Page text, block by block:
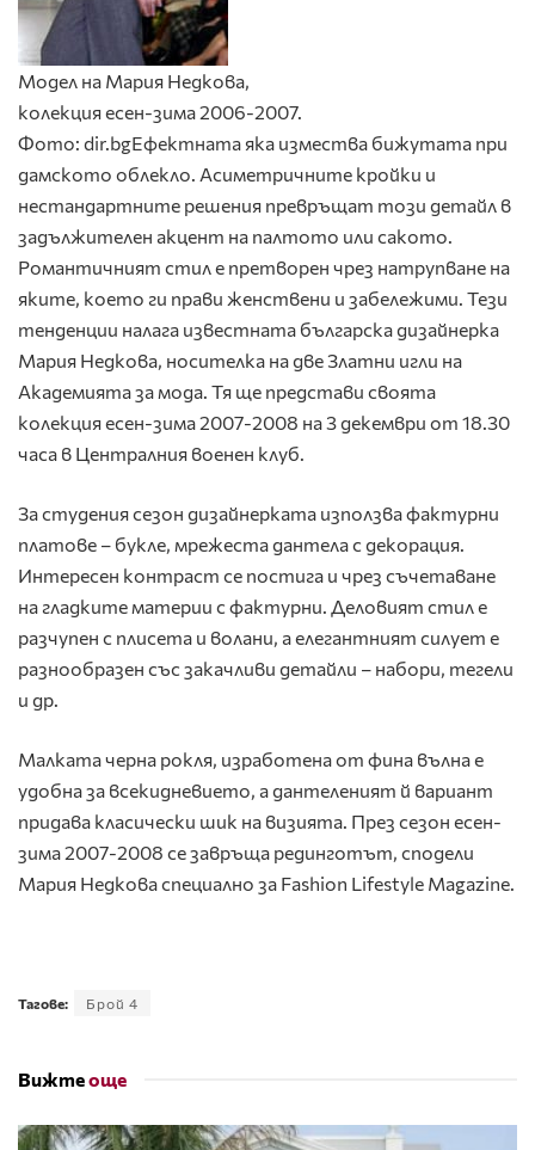
Модел на Мария Недкова,
колекция есен-зима 2006-2007.
Фото: dir.bgЕфектната яка измества бижутата при
дамското облекло. Асиметричните кройки и
нестандартните решения превръщат този детайл в
задължителен акцент на палтото или сакото.
Романтичният стил е претворен чрез натрупване на
яките, което ги прави женствени и забележими. Тези
тенденции налага известната българска дизайнерка
Мария Недкова, носителка на две Златни игли на
Академията за мода. Тя ще представи своята
колекция есен-зима 2007-2008 на 3 декември от 18.30
часа в Централния военен клуб.
За студения сезон дизайнерката използва фактурни
платове – букле, мрежеста дантела с декорация.
Интересен контраст се постига и чрез съчетаване
на гладките материи с фактурни. Деловият стил е
разчупен с плисета и волани, а елегантният силует е
разнообразен със закачливи детайли – набори, тегели
и др.
Малката черна рокля, изработена от фина вълна е
удобна за всекидневието, а дантеленият й вариант
придава класически шик на визията. През сезон есен-
зима 2007-2008 се завръща рединготът, сподели
Мария Недкова специално за Fashion Lifestyle Magazine.
Тагове: Брой 4
Вижтеоще